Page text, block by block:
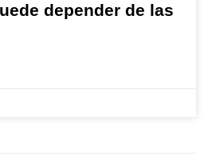
depender de las